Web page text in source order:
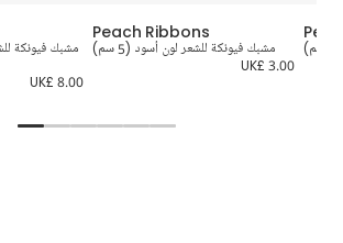
UK£ 8.00
Peach Ribbons
مشبك فيونكة للشعر لون أسود (5 سم)
UK£ 3.00